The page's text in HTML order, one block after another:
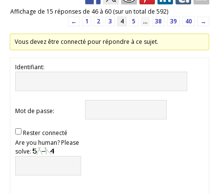
Affichage de 15 réponses de 46 à 60 (sur un total de 592)
←
1 2 3 4 5 … 38 39 40 →
Vous devez être connecté pour répondre à ce sujet.
Identifiant:
Mot de passe:
Rester connecté
Are you human? Please
solve: